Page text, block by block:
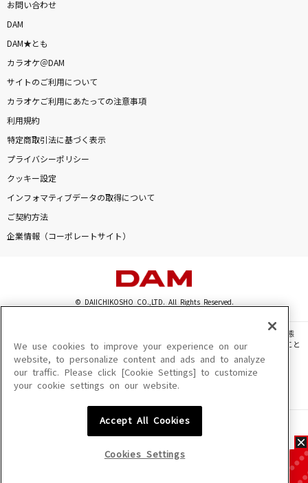
お問い合わせ
DAM
DAM★とも
カラオケ＠DAM
サイトのご利用について
カラオケご利用にあたっての注意事項
利用規約
特定商取引法に基づく表示
プライバシーポリシー
クッキー設定
インフォマティブデータの取得について
ご契約方法
企業情報（コーポレートサイト）
© DAIICHIKOSHO CO.,LTD. All Rights Reserved.
このサイトに掲載されている一切の文章・画像・写真・動画・音声等を、手段や形態
を問わず、著作権法の定める範囲を超えて無断で複製、転載、ファイル化などすること
を禁じます。
楽曲及びコンテンツは、機種によりご利用いただけない場合があります。
楽曲及びコンテンツの配信日、配信内容が変更になる場合があります。
We use cookies to improve your experience on our
website, to personalize content and ads and to analyze
our traffic. Please click [Cookie Settings] to customize
your cookie settings on our website.
Accept All Cookies
Cookies Settings